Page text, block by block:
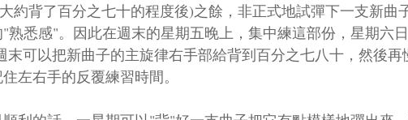
約背了百分之七十的程度後)之餘，非正式地試彈下一支新曲
熟悉感"。因此在週末的星期五晚上，集中練這部份，星期六
末可以把新曲子的主旋律右手部給背到百分之七八十，然後
左右手的反覆練習時間。